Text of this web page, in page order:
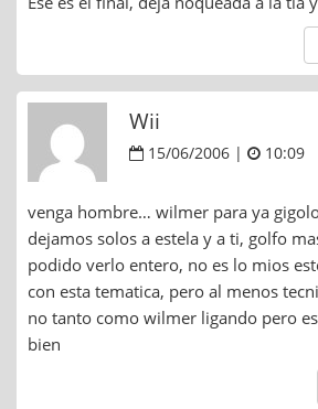
Wii
15/06/2006 | 10:09
venga hombre… wilmer para ya
dejamos solos a estela y a ti, golfo
podido verlo entero, no es lo mios
con esta tematica, pero al menos
no tanto como wilmer ligando pero
bien